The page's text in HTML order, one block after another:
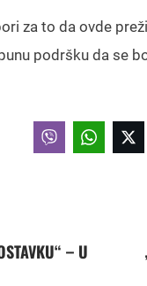
za to da ovde
podršku da se
– U